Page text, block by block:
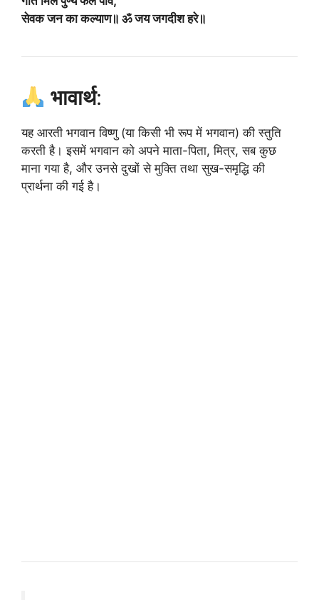
सेवक जन का कल्याण॥ ॐ जय जगदीश हरे॥
भावार्थ:
यह आरती भगवान विष्णु (या किसी भी रूप में भगवान) की स्तुति
करती है। इसमें भगवान को अपने माता-पिता, मित्र, सब कुछ
माना गया है, और उनसे दुखों से मुक्ति तथा सुख-समृद्धि की
प्रार्थना की गई है।